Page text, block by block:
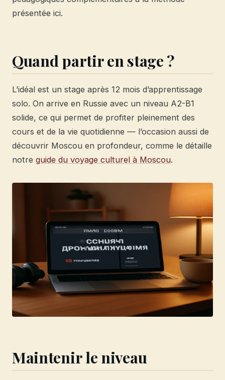
présentée ici.
Quand partir en stage ?
L’idéal est un stage après 12 mois d’apprentissage
solo. On arrive en Russie avec un niveau A2-B1
solide, ce qui permet de profiter pleinement des
cours et de la vie quotidienne — l’occasion aussi de
découvrir Moscou en profondeur, comme le détaille
notre guide du voyage culturel à Moscou.
Maintenir le niveau